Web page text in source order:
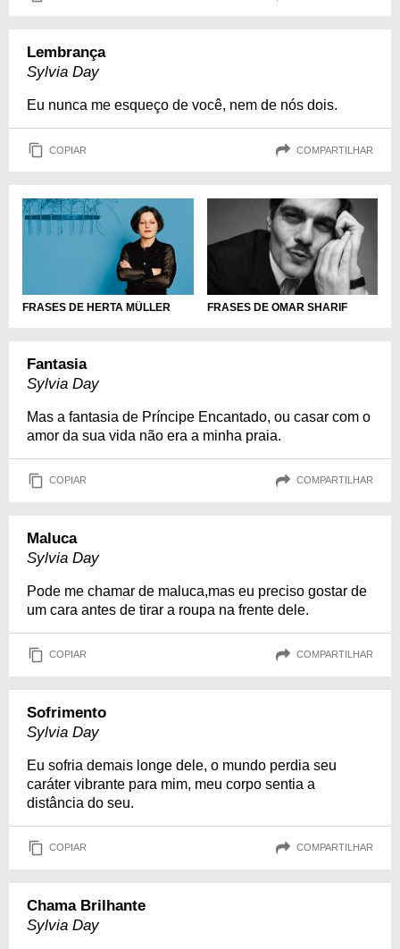
Lembrança
Sylvia Day
Eu nunca me esqueço de você, nem de nós dois.
COPIAR COMPARTILHAR
FRASES DE HERTA MÜLLER FRASES DE OMAR SHARIF
Fantasia
Sylvia Day
Mas a fantasia de Príncipe Encantado, ou casar com o
amor da sua vida não era a minha praia.
COPIAR COMPARTILHAR
Maluca
Sylvia Day
Pode me chamar de maluca,mas eu preciso gostar de
um cara antes de tirar a roupa na frente dele.
COPIAR COMPARTILHAR
Sofrimento
Sylvia Day
Eu sofria demais longe dele, o mundo perdia seu
caráter vibrante para mim, meu corpo sentia a
distância do seu.
COPIAR COMPARTILHAR
Chama Brilhante
Sylvia Day